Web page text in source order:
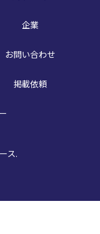
企業
お問い合わせ
掲載依頼
ス.